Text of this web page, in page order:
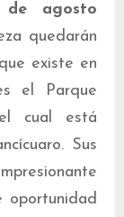
de agosto
quedarán
existe en
el Parque
cual está
Sus
oportunidad